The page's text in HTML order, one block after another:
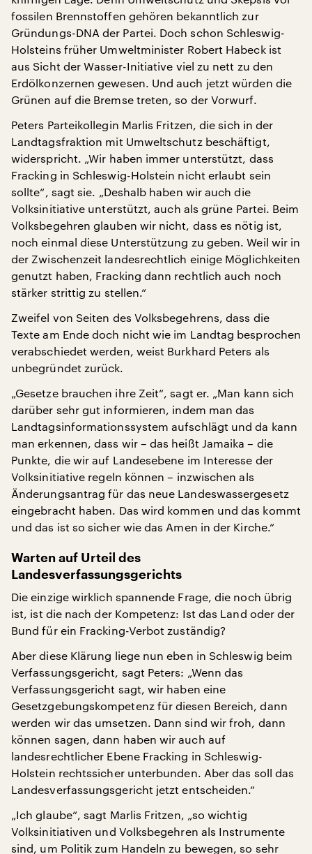
fossilen Brennstoffen gehören bekanntlich zur
Gründungs-DNA der Partei. Doch schon Schleswig-
Holsteins früher Umweltminister Robert Habeck ist
aus Sicht der Wasser-Initiative viel zu nett zu den
Erdölkonzernen gewesen. Und auch jetzt würden die
Grünen auf die Bremse treten, so der Vorwurf.
Peters Parteikollegin Marlis Fritzen, die sich in der
Landtagsfraktion mit Umweltschutz beschäftigt,
widerspricht. „Wir haben immer unterstützt, dass
Fracking in Schleswig-Holstein nicht erlaubt sein
sollte“, sagt sie. „Deshalb haben wir auch die
Volksinitiative unterstützt, auch als grüne Partei. Beim
Volksbegehren glauben wir nicht, dass es nötig ist,
noch einmal diese Unterstützung zu geben. Weil wir in
der Zwischenzeit landesrechtlich einige Möglichkeiten
genutzt haben, Fracking dann rechtlich auch noch
stärker strittig zu stellen.“
Zweifel von Seiten des Volksbegehrens, dass die
Texte am Ende doch nicht wie im Landtag besprochen
verabschiedet werden, weist Burkhard Peters als
unbegründet zurück.
„Gesetze brauchen ihre Zeit“, sagt er. „Man kann sich
darüber sehr gut informieren, indem man das
Landtagsinformationssystem aufschlägt und da kann
man erkennen, dass wir – das heißt Jamaika – die
Punkte, die wir auf Landesebene im Interesse der
Volksinitiative regeln können – inzwischen als
Änderungsantrag für das neue Landeswassergesetz
eingebracht haben. Das wird kommen und das kommt
und das ist so sicher wie das Amen in der Kirche.“
Warten auf Urteil des
Landesverfassungsgerichts
Die einzige wirklich spannende Frage, die noch übrig
ist, ist die nach der Kompetenz: Ist das Land oder der
Bund für ein Fracking-Verbot zuständig?
Aber diese Klärung liege nun eben in Schleswig beim
Verfassungsgericht, sagt Peters: „Wenn das
Verfassungsgericht sagt, wir haben eine
Gesetzgebungskompetenz für diesen Bereich, dann
werden wir das umsetzen. Dann sind wir froh, dann
können sagen, dann haben wir auch auf
landesrechtlicher Ebene Fracking in Schleswig-
Holstein rechtssicher unterbunden. Aber das soll das
Landesverfassungsgericht jetzt entscheiden.“
„Ich glaube“, sagt Marlis Fritzen, „so wichtig
Volksinitiativen und Volksbegehren als Instrumente
sind, um Politik zum Handeln zu bewegen, so sehr